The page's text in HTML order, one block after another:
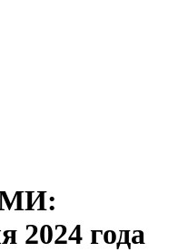
2024 года